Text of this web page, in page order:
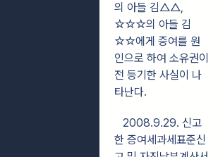
의 아들 김△△,
☆☆☆의 아들 김
☆☆에게 증여를 원
인으로 하여 소유권이
전 등기한 사실이 나
타난다.
2008.9.29. 신고
한 증여세과세표준신